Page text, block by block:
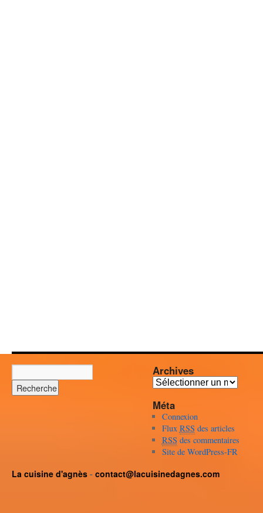
Archives
Archives
Méta
Connexion
Flux RSS des articles
RSS des commentaires
Site de WordPress-FR
La cuisine d'agnès - contact@lacuisinedagnes.com